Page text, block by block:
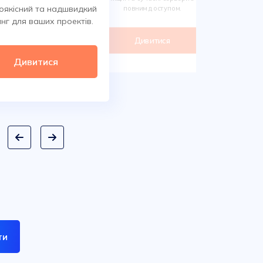
та надшвидкий
для ваших проектів.
Дивитися
повним доступом.
Дивитися